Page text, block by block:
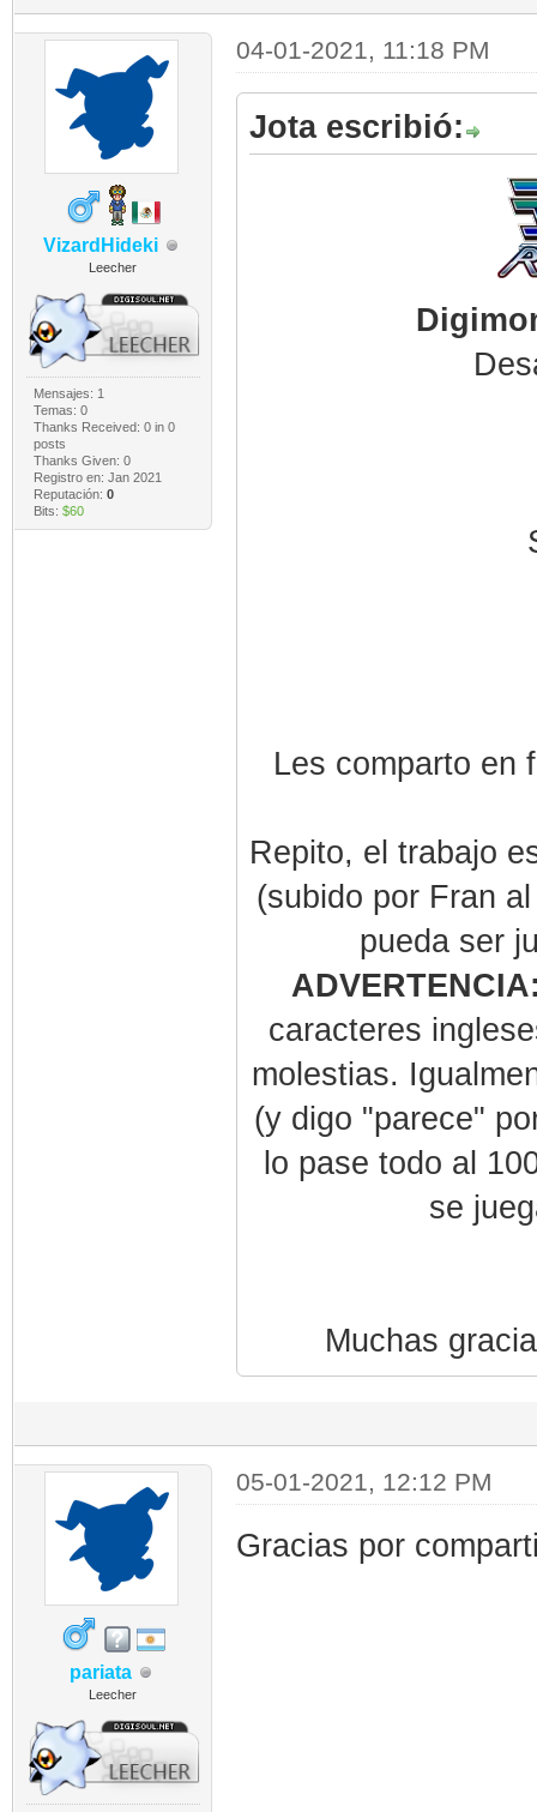
VizardHideki
Leecher
Mensajes: 1
Temas: 0
Thanks Received: 0in 0
posts
Thanks Given: 0
Registro en: Jan 2021
Reputación: 0
Bits: $60
04-01-2021, 11:18 PM
Jota escribió:
Les comparto en
Repito, el trabajo
(subido por Fran
pueda ser
caracteres
molestias.
(y digo "parece"
lo pase todo al
se
Muchas
pariata
Leecher
05-01-2021, 12:12 PM
Gracias por